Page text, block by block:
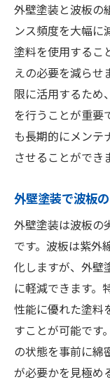
外壁塗装と波板の
ンス頻度を大幅に
塗料を使用するこ
えの必要を減らせ
限に活用するため
を行うことが重要
も長期的にメンテ
させることができ
外壁塗装で波板
外壁塗装は波板の
です。波板は紫外
化しますが、外壁
に軽減できます。
性能に優れた塗料
すことが可能です
の状態を事前に綿
が必要かを見極め